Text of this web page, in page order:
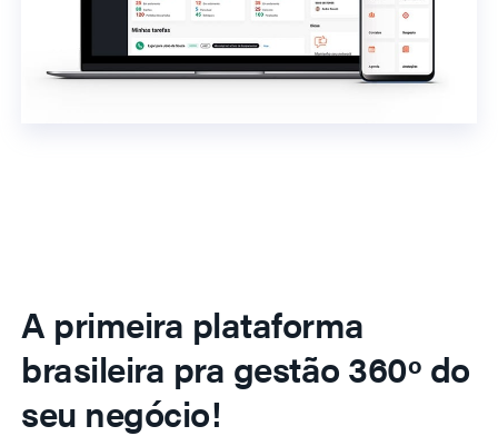
A primeira plataforma
brasileira pra gestão 360º do
seu negócio!